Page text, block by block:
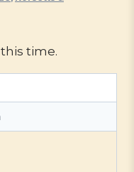
time.